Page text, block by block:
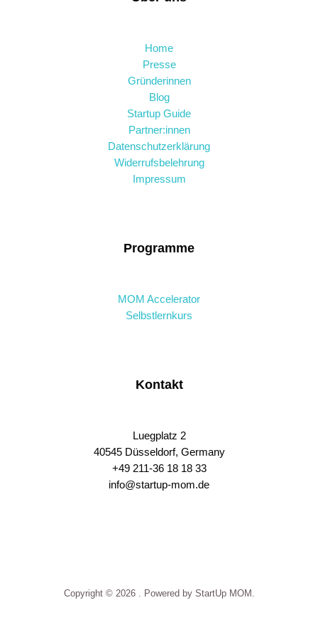
Home
Presse
Gründerinnen
Blog
Startup Guide
Partner:innen
Datenschutzerklärung
Widerrufsbelehrung
Impressum
Programme
MOM Accelerator
Selbstlernkurs
Kontakt
Luegplatz 2
40545 Düsseldorf, Germany
+49 211-36 18 18 33
info@startup-mom.de
Copyright © 2026 . Powered by StartUp MOM.